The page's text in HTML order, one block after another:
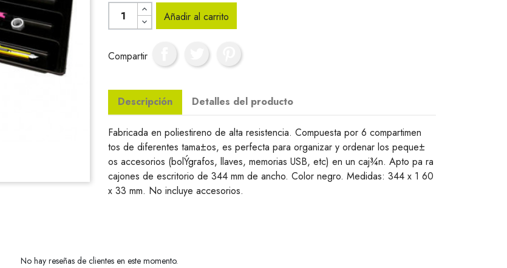
Añadir al carrito
Compartir
Descripción Detalles del producto
Fabricada en poliestireno de alta resistencia. Compuesta por 6 compartimen
tos de diferentes tama±os, es perfecta para organizar y ordenar los peque±
os accesorios (bolÝgrafos, llaves, memorias USB, etc) en un caj¾n. Apto pa ra
cajones de escritorio de 344 mm de ancho. Color negro. Medidas: 344 x 1 60
x 33 mm. No incluye accesorios.
No hay reseñas de clientes en este momento.